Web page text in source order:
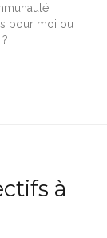
pour moi ou
à